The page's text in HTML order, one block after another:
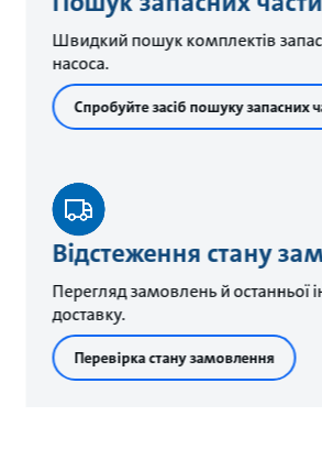
Швидкий пошук комплектів
насоса.
Спробуйте засіб пошуку запасних
Відстеження стану
Перегляд замовлень й останньої
доставку.
Перевірка стану замовлення